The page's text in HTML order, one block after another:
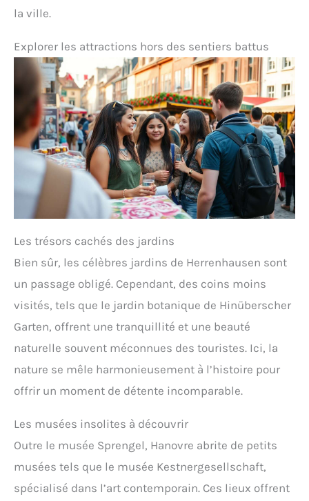
la ville.
Explorer les attractions hors des sentiers battus
Les trésors cachés des jardins
Bien sûr, les célèbres jardins de Herrenhausen sont
un passage obligé. Cependant, des coins moins
visités, tels que le jardin botanique de Hinüberscher
Garten, offrent une tranquillité et une beauté
naturelle souvent méconnues des touristes. Ici, la
nature se mêle harmonieusement à l’histoire pour
offrir un moment de détente incomparable.
Les musées insolites à découvrir
Outre le musée Sprengel, Hanovre abrite de petits
musées tels que le musée Kestnergesellschaft,
spécialisé dans l’art contemporain. Ces lieux offrent